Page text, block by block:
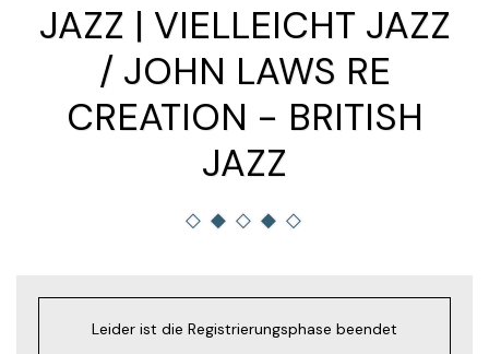
JAZZ | VIELLEICHT JAZZ
/ JOHN LAWS RE
CREATION - BRITISH
JAZZ
Leider ist die Registrierungsphase beendet